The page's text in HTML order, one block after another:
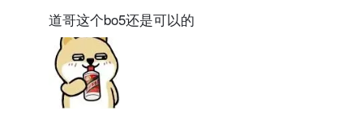
道哥这个bo5还是可以的